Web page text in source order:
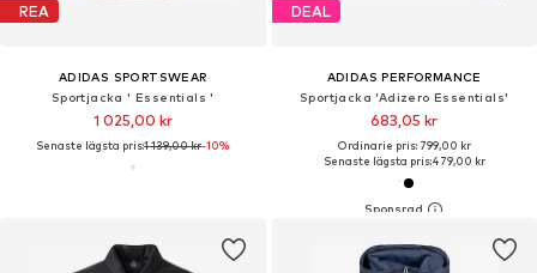
REA
ADIDAS SPORTSWEAR
Sportjacka ' Essentials '
1 025,00 kr
Senaste lägsta pris:1 139,00 kr-10%
DEAL
ADIDAS PERFORMANCE
Sportjacka 'Adizero Essentials'
683,05 kr
Ordinarie pris: 799,00 kr
Senaste lägsta pris:479,00 kr